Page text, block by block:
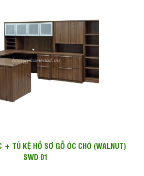
+ TỦ KỆ HỒ SƠ GỖ ÓC CHÓ (WALNUT)
SWD 01